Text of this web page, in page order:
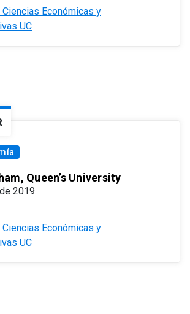
Ciencias Económicas y
UC
Queen’s University
2019
Ciencias Económicas y
UC